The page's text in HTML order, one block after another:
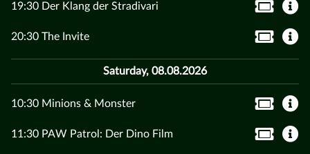
19:30 Der Klang der Stradivari
20:30 The Invite
Saturday, 08.08.2026
10:30 Minions & Monster
11:30 PAW Patrol: Der Dino Film